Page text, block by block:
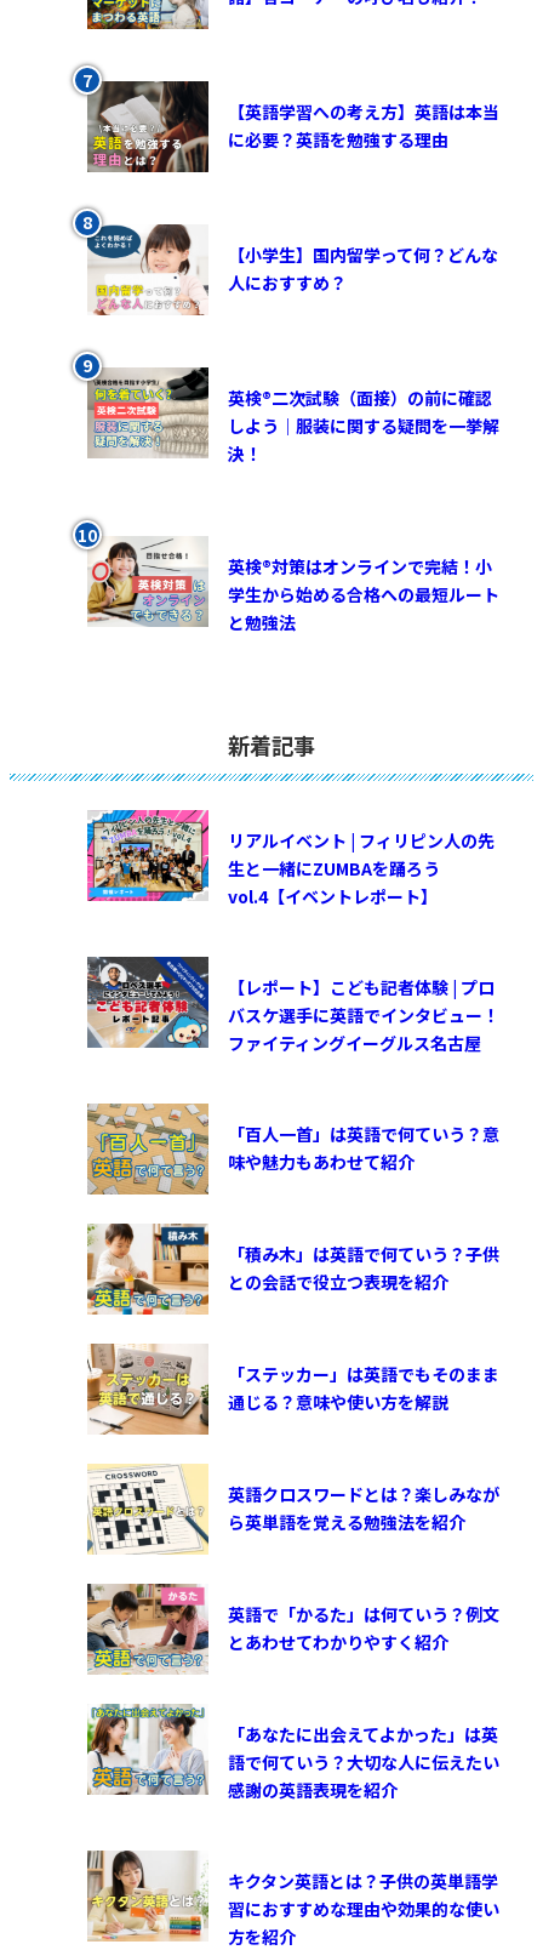
【英語学習への考え方】英語は本当
に必要？英語を勉強する理由
【小学生】国内留学って何？どんな
人におすすめ？
英検®︎二次試験（面接）の前に確認
しよう｜服装に関する疑問を一挙解
決！
英検®対策はオンラインで完結！小
学生から始める合格への最短ルート
と勉強法
新着記事
リアルイベント | フィリピン人の先
生と一緒にZUMBAを踊ろう
vol.4【イベントレポート】
【レポート】こども記者体験 | プロ
バスケ選手に英語でインタビュー！
ファイティングイーグルス名古屋
「百人一首」は英語で何ていう？意
味や魅力もあわせて紹介
「積み木」は英語で何ていう？子供
との会話で役立つ表現を紹介
「ステッカー」は英語でもそのまま
通じる？意味や使い方を解説
英語クロスワードとは？楽しみなが
ら英単語を覚える勉強法を紹介
英語で「かるた」は何ていう？例文
とあわせてわかりやすく紹介
「あなたに出会えてよかった」は英
語で何ていう？大切な人に伝えたい
感謝の英語表現を紹介
キクタン英語とは？子供の英単語学
習におすすめな理由や効果的な使い
方を紹介